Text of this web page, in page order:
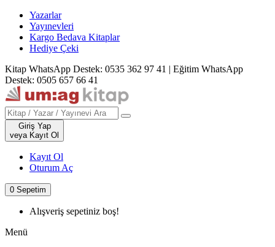
Yazarlar
Yayınevleri
Kargo Bedava Kitaplar
Hediye Çeki
Kitap WhatsApp Destek: 0535 362 97 41 | Eğitim WhatsApp
Destek: 0505 657 66 41
Giriş Yap
veya Kayıt Ol
Kayıt Ol
Oturum Aç
0 Sepetim
Alışveriş sepetiniz boş!
Menü